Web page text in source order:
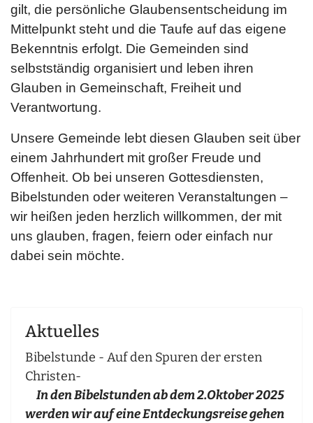
gilt, die persönliche Glaubensentscheidung im
Mittelpunkt steht und die Taufe auf das eigene
Bekenntnis erfolgt. Die Gemeinden sind
selbstständig organisiert und leben ihren
Glauben in Gemeinschaft, Freiheit und
Verantwortung.
Unsere Gemeinde lebt diesen Glauben seit über
einem Jahrhundert mit großer Freude und
Offenheit. Ob bei unseren Gottesdiensten,
Bibelstunden oder weiteren Veranstaltungen –
wir heißen jeden herzlich willkommen, der mit
uns glauben, fragen, feiern oder einfach nur
dabei sein möchte.
Aktuelles
Bibelstunde - Auf den Spuren der ersten
Christen-
In den Bibelstunden ab dem 2.Oktober 2025
werden wir auf eine Entdeckungsreise gehen